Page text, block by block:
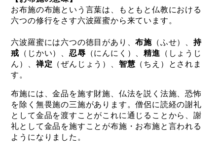
お布施の布施という言葉は、もともと仏教における
六つの修行をさす六波羅蜜から来ています。
六波羅蜜には六つの徳目があり、布施 （ふせ）、 持
戒 （じかい）、忍辱 （にんにく）、精進 （しょうじ
ん）、 禅定 （ぜんじょう）、 智慧 （ちえ）とされま
す。
布施には、金品を施す財施、仏法を説く法施、恐怖
を除く無畏施の三施があります。僧侶に読経の謝礼
として金品を渡すことがこれに通じることから、謝
礼として金品を施すことが布施・お布施と言われる
ようになりました。